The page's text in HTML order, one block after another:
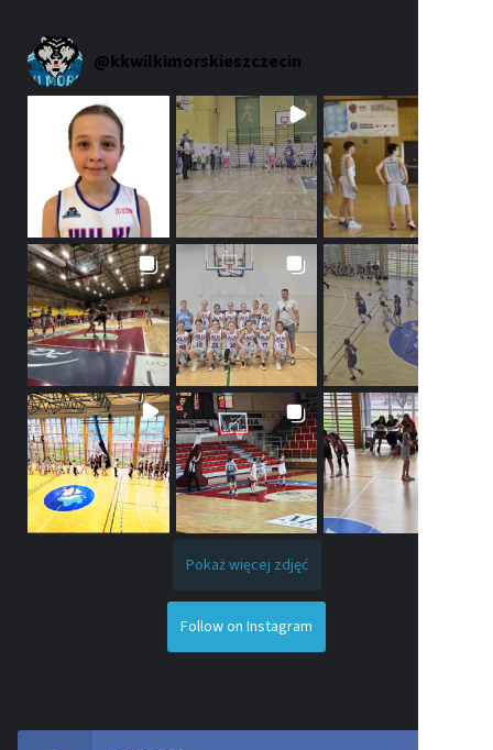
@kkwilkimorskieszczecin
Pokaż więcej zdjęć
Follow on Instagram